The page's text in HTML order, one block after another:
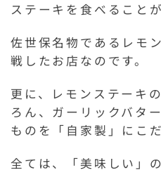
ステーキを食べること
佐世保名物であるレモ
戦したお店なのです。
更に、レモンステーキ
ろん、ガーリックバタ
ものを「自家製」にこ
全ては、「美味しい」